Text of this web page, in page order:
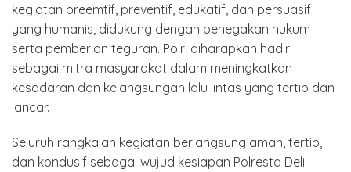
kegiatan preemtif, preventif, edukatif, dan persuasif
yang humanis, didukung dengan penegakan hukum
serta pemberian teguran. Polri diharapkan hadir
sebagai mitra masyarakat dalam meningkatkan
kesadaran dan kelangsungan lalu lintas yang tertib dan
lancar.
Seluruh rangkaian kegiatan berlangsung aman, tertib,
dan kondusif sebagai wujud kesiapan Polresta Deli